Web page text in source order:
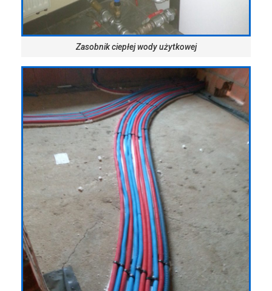
Zasobnik ciepłej wody użytkowej